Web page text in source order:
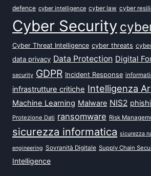
defence cyber intelligence cyber law cyber
Cyber Security
Cyber Threat Intelligence cyber threats
data privacy Data Protection Digital
security GDPR Incident Response
infrastrutture critiche Intelligenza
Machine Learning Malware NIS2
Protezione Dati ransomware Risk
sicurezza informatica sicurezza
engineering Sovranità Digitale Supply Chain
Intelligence